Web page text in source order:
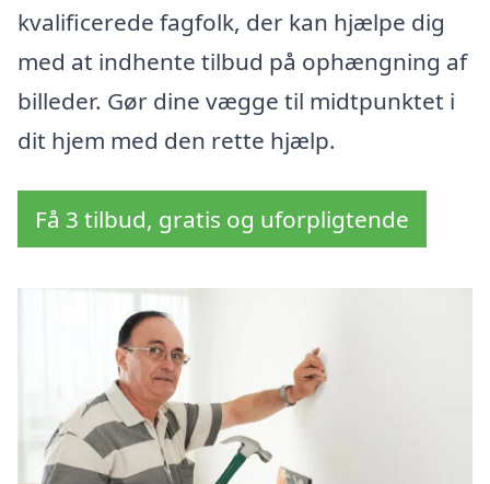
kvalificerede fagfolk, der kan hjælpe dig
med at indhente tilbud på ophængning af
billeder. Gør dine vægge til midtpunktet i
dit hjem med den rette hjælp.
Få 3 tilbud, gratis og uforpligtende